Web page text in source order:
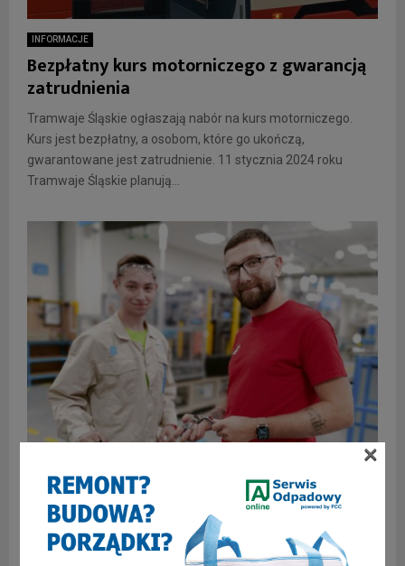
INFORMACJE
Bezpłatny kurs motorniczego z gwarancją
zatrudnienia
Tramwaje Śląskie ogłaszają nabór na kurs motorniczego.
Kurs jest bezpłatny, a osobom, które go ukończą,
gwarantowane jest zatrudnienie. 11 stycznia 2024 roku
Tramwaje Śląskie planują...
BIZNES INFORMACJE
NGK Ceramics Polska – 20 lat na rynku i
nowa rekrutacja. Oto, co proponuje firma
NGK Ceramics Polska wkrótce obchodzi dwudziestolecie
×